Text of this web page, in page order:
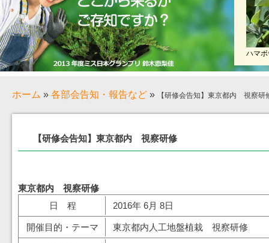
ハマ
ホーム » 各部会告知・報告など » 【研修会告知】東京都内 視察研
【研修会告知】東京都内 視察研修
東京都内 視察研修
日 程
2016年 6月 8日
開催目的・テーマ 東京都内人工地盤植栽 視察研修